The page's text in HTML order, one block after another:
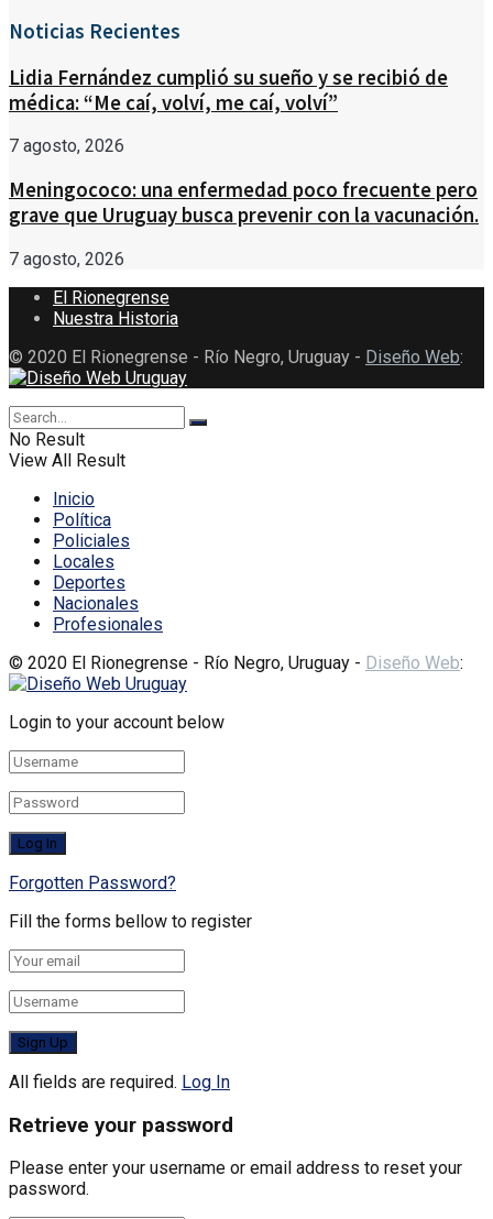
Noticias Recientes
Lidia Fernández cumplió su sueño y se recibió de
médica: “Me caí, volví, me caí, volví”
7 agosto, 2026
Meningococo: una enfermedad poco frecuente pero
grave que Uruguay busca prevenir con la vacunación.
7 agosto, 2026
El Rionegrense
Nuestra Historia
© 2020 El Rionegrense - Río Negro, Uruguay - Diseño Web:
No Result
View All Result
Inicio
Política
Policiales
Locales
Deportes
Nacionales
Profesionales
© 2020 El Rionegrense - Río Negro, Uruguay - Diseño Web:
Login to your account below
Forgotten Password?
Fill the forms bellow to register
All fields are required. Log In
Retrieve your password
Please enter your username or email address to reset your
password.